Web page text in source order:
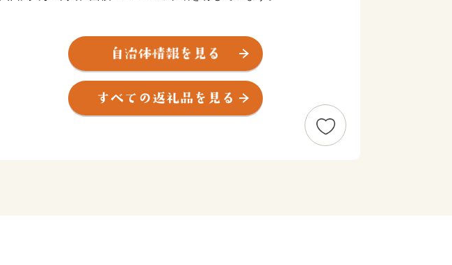
古伊万里や石炭の積出港として栄え、「古伊万里文化」の香りが漂
う焼き物などを市内の随所で見ることができる風光明媚なまちで
全国的に評判の高い伊万里牛は、肉質はきめ細かで柔らかく、とろ
けるほどの美味しさです。由緒ある枝肉共励会で多くの賞に輝くな